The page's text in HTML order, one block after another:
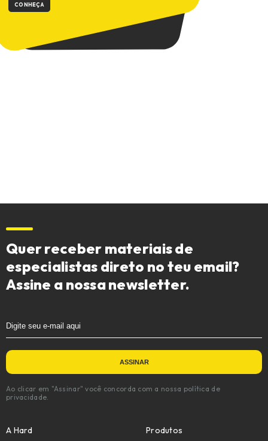
CONHEÇA
Quer receber materiais de
especialistas direto no teu email?
Assine a nossa newsletter.
Ao clicar em "Assinar" você concorda com a nossa política de
privacidade.
A Hard
Produtos